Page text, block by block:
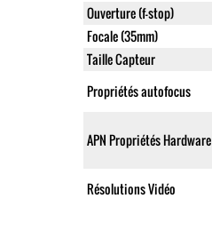
Ouverture (f-stop)
Focale (35mm)
Taille Capteur
Propriétés autofocus
APN Propriétés Hardware
Résolutions Vidéo